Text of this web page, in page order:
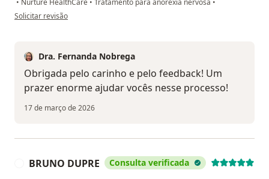
• Nurture HealthCare • Tratamento para anorexia nervosa •
na opinião do utilizador Neyla GAV
Solicitar revisão
Dra. Fernanda Nobrega
Obrigada pelo carinho e pelo feedback! Um
prazer enorme ajudar vocês nesse processo!
17 de março de 2026
BRUNO DUPRE Consulta verificada